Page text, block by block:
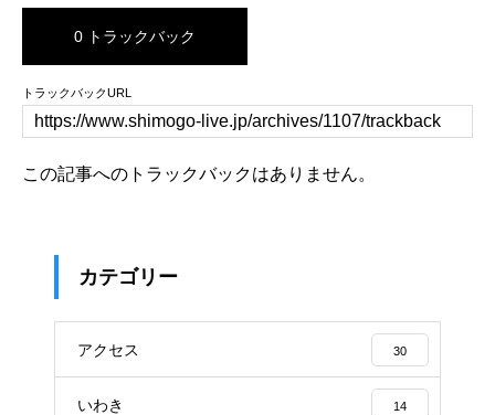
0 トラックバック
トラックバックURL
この記事へのトラックバックはありません。
カテゴリー
アクセス 30
いわき 14